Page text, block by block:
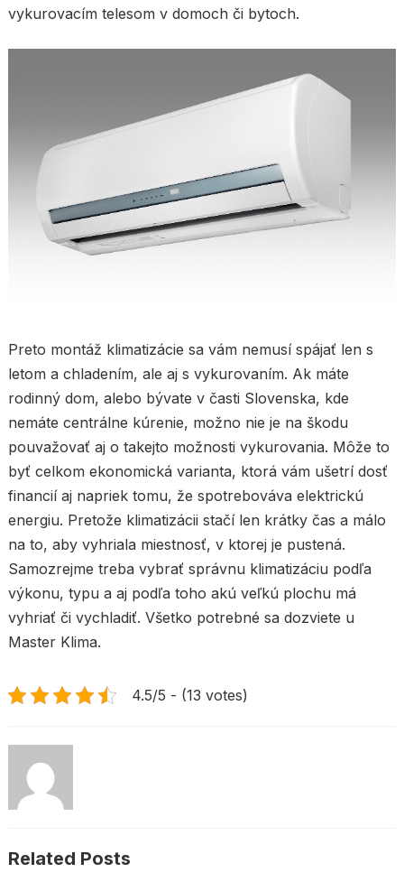
vykurovacím telesom v domoch či bytoch.
Preto montáž klimatizácie sa vám nemusí spájať len s
letom a chladením, ale aj s vykurovaním. Ak máte
rodinný dom, alebo bývate v časti Slovenska, kde
nemáte centrálne kúrenie, možno nie je na škodu
pouvažovať aj o takejto možnosti vykurovania. Môže to
byť celkom ekonomická varianta, ktorá vám ušetrí dosť
financií aj napriek tomu, že spotrebováva elektrickú
energiu. Pretože klimatizácii stačí len krátky čas a málo
na to, aby vyhriala miestnosť, v ktorej je pustená.
Samozrejme treba vybrať správnu klimatizáciu podľa
výkonu, typu a aj podľa toho akú veľkú plochu má
vyhriať či vychladiť. Všetko potrebné sa dozviete u
Master Klima.
4.5/5 - (13 votes)
Related Posts